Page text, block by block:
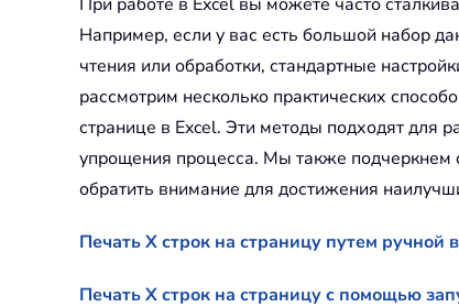
Например, если у вас есть большой набор
чтения или обработки, стандартные
рассмотрим несколько практических
странице в Excel. Эти методы подходят для
упрощения процесса. Мы также подчеркнем
обратить внимание для достижения
Печать X строк на страницу путем ручной
Печать X строк на страницу с помощью